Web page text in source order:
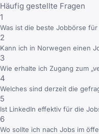
Häufig gestellte Fragen
1
Was ist die beste Jobbörse
2
Kann ich in Norwegen einen
3
Wie erhalte ich Zugang zum
4
Welches sind derzeit die
5
Ist LinkedIn effektiv für die
6
Wo sollte ich nach Jobs im